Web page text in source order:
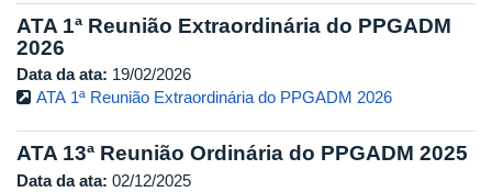
ATA 1ª Reunião Extraordinária do PPGADM
2026
Data da ata: 19/02/2026
ATA 1ª Reunião Extraordinária do PPGADM 2026
ATA 13ª Reunião Ordinária do PPGADM 2025
Data da ata: 02/12/2025